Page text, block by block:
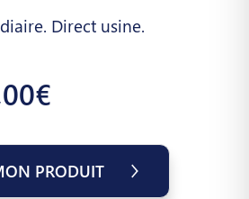
Direct usine.
PRODUIT